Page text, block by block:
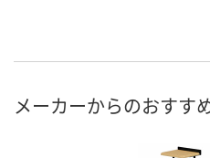
メーカーからのおすす